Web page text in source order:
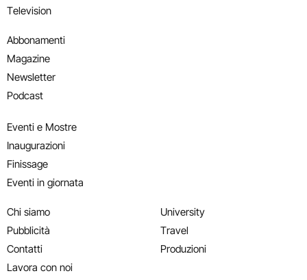
Television
Abbonamenti
Magazine
Newsletter
Podcast
Eventi e Mostre
Inaugurazioni
Finissage
Eventi in giornata
Chi siamo
Pubblicità
Contatti
Lavora con noi
University
Travel
Produzioni